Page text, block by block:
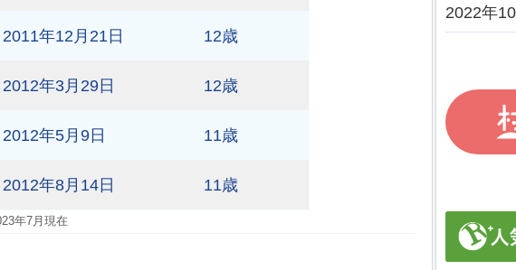
2011年12月21日 12歳
2012年3月29日 12歳
2012年5月9日 11歳
2012年8月14日 11歳
年7月現在
2022年